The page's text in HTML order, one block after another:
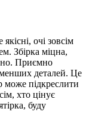
очі зовсім
Збірка міцна,
Приємно
деталей. Це
може підкреслити
хто цінує
буду